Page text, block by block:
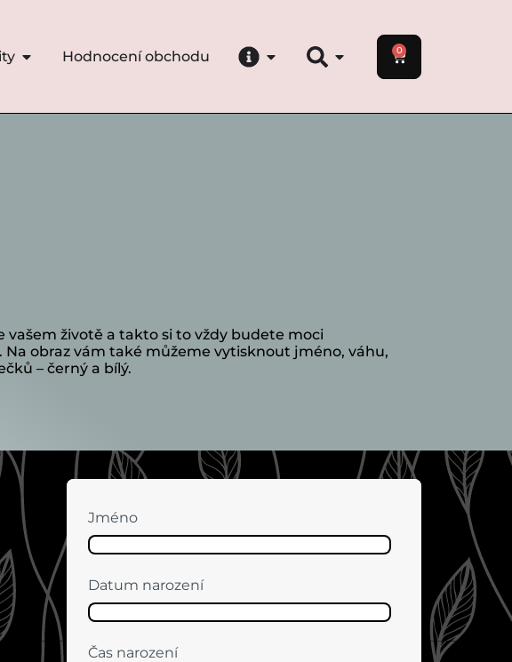
Hodnocení obchodu 0
životě a takto si to vždy budete moci
obraz vám také můžeme vytisknout jméno, váhu,
– černý a bílý.
Jméno
Datum narození
Čas narození